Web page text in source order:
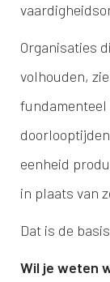
Organisaties
volhouden,
eenheid
in plaats van
Dat is de
Wil je weten